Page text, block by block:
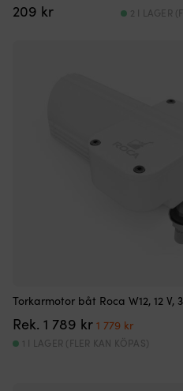
209 kr 2 I LAGER
Torkarmotor båt Roca W12, 12 V,
Rek. 1 789 krDet
ursprungliga
priset
1 779 krDet
priset
1 I LAGER (FLER KAN KÖPAS)